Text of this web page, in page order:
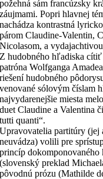
požehná sám francúzsky
záujmami. Popri hlavnej
nachádza kontrastná
párom Claudine-Valentin,
Nicolasom, a
Z hudobného hľadiska
patróna Wolfganga
riešení hudobného
venované sólovým číslam
najvydarenejšie miesta
duet Claudine a Valentina
tutti quanti“.
Upravovatelia partitúry (jej
neuvádza) volili pre
princíp dokomponovaného
(slovenský preklad
pôvodnú prózu (Mathilde